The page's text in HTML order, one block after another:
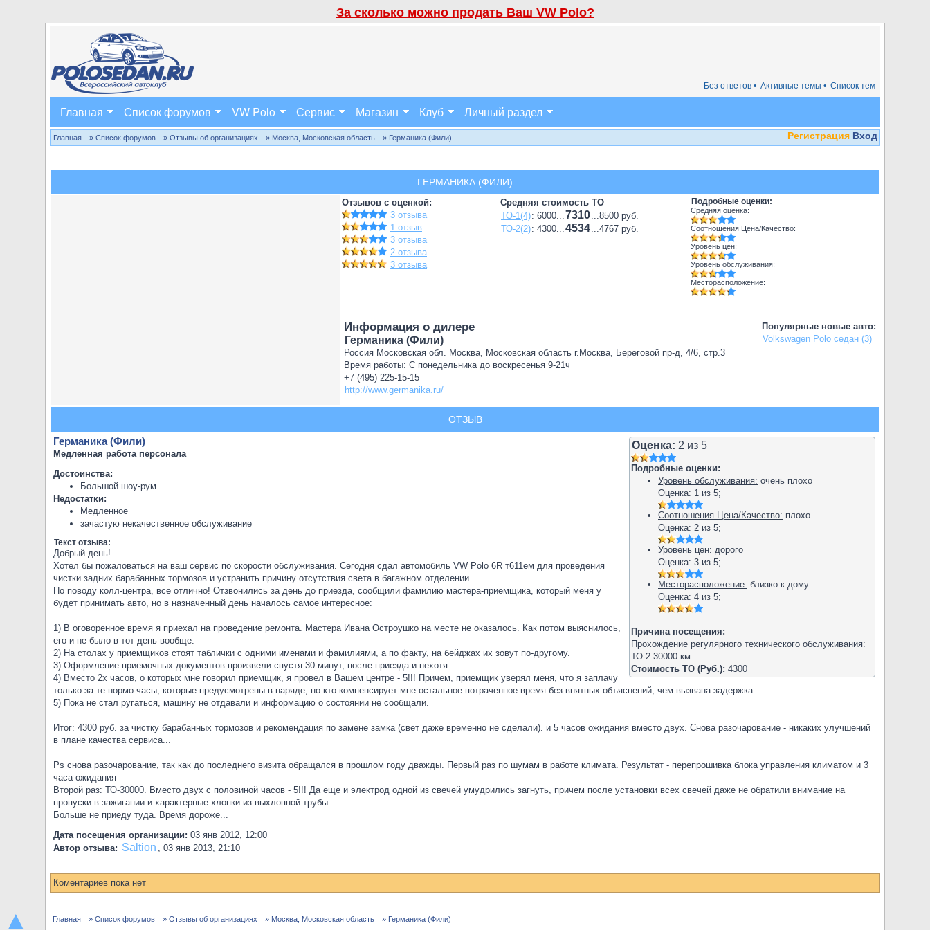
▲
За сколько можно продать Ваш VW Polo?
Список тем
Активные темы •
Без ответов •
Главная Список форумов VW Polo Сервис Магазин Клуб Личный раздел
Регистрация Вход
Главная » Список форумов » Отзывы об организациях » Москва, Московская область » Германика (Фили)
ГЕРМАНИКА (ФИЛИ)
Отзывов с оценкой:
3 отзыва
1 отзыв
3 отзыва
2 отзыва
3 отзыва
Средняя стоимость ТО
ТО-1(4): 6000...7310...8500 руб.
ТО-2(2): 4300...4534...4767 руб.
Подробные оценки:
Средняя оценка:
Соотношения Цена/Качество:
Уровень цен:
Уровень обслуживания:
Месторасположение:
Популярные новые авто:
Volkswagen Polo седан (3)
Информация о дилере
Германика (Фили)
Россия Московская обл. Москва, Московская область г.Москва, Береговой пр-д, 4/6, стр.3
Время работы: С понедельника до воскресенья 9-21ч
+7 (495) 225-15-15
http://www.germanika.ru/
ОТЗЫВ
Оценка: 2 из 5
Подробные оценки:
Уровень обслуживания: очень плохо
Оценка: 1 из 5;
Соотношения Цена/Качество: плохо
Оценка: 2 из 5;
Уровень цен: дорого
Оценка: 3 из 5;
Месторасположение: близко к дому
Оценка: 4 из 5;
Причина посещения:
Прохождение регулярного технического обслуживания:
ТО-2 30000 км
Стоимость ТО (Руб.): 4300
Германика (Фили)
Медленная работа персонала
Достоинства:
Большой шоу-рум
Недостатки:
Медленное
зачастую некачественное обслуживание
Текст отзыва:
Добрый день!
Хотел бы пожаловаться на ваш сервис по скорости обслуживания. Сегодня сдал автомобиль VW Polo 6R т611ем для проведения
чистки задних барабанных тормозов и устранить причину отсутствия света в багажном отделении.
По поводу колл-центра, все отлично! Отзвонились за день до приезда, сообщили фамилию мастера-приемщика, который меня у
будет принимать авто, но в назначенный день началось самое интересное:
1) В оговоренное время я приехал на проведение ремонта. Мастера Ивана Остроушко на месте не оказалось. Как потом выяснилось,
его и не было в тот день вообще.
2) На столах у приемщиков стоят таблички с одними именами и фамилиями, а по факту, на бейджах их зовут по-другому.
3) Оформление приемочных документов произвели спустя 30 минут, после приезда и нехотя.
4) Вместо 2х часов, о которых мне говорил приемщик, я провел в Вашем центре - 5!!! Причем, приемщик уверял меня, что я заплачу
только за те нормо-часы, которые предусмотрены в наряде, но кто компенсирует мне остальное потраченное время без внятных объяснений, чем вызвана задержка.
5) Пока не стал ругаться, машину не отдавали и информацию о состоянии не сообщали.
Итог: 4300 руб. за чистку барабанных тормозов и рекомендация по замене замка (свет даже временно не сделали). и 5 часов ожидания вместо двух. Снова разочарование - никаких улучшений
в плане качества сервиса...
Ps снова разочарование, так как до последнего визита обращался в прошлом году дважды. Первый раз по шумам в работе климата. Результат - перепрошивка блока управления климатом и 3
часа ожидания
Второй раз: ТО-30000. Вместо двух с половиной часов - 5!!! Да еще и электрод одной из свечей умудрились загнуть, причем после установки всех свечей даже не обратили внимание на
пропуски в зажигании и характерные хлопки из выхлопной трубы.
Больше не приеду туда. Время дороже...
Дата посещения организации: 03 янв 2012, 12:00
Автор отзыва: Saltion , 03 янв 2013, 21:10
Коментариев пока нет
Главная » Список форумов » Отзывы об организациях » Москва, Московская область » Германика (Фили)